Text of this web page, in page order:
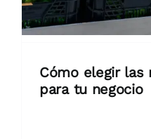
Cómo elegir las
para tu negocio